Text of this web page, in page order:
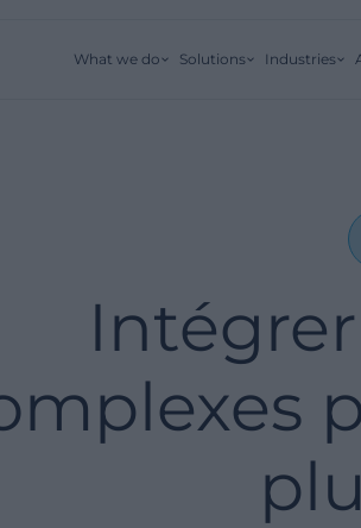
What we do Solutions Industries